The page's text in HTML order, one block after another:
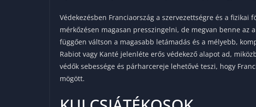
Védekezésben Franciaország a szervezettségre és a
mérkőzésen magasan presszingelni, de megvan benne az
függően váltson a magasabb letámadás és a mélyebb,
Rabiot vagy Kanté jelenléte erős védekező alapot ad,
védők sebessége és párharcereje lehetővé teszi, hogy
mögött.